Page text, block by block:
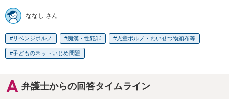
ななし さん
リベンジポルノ 痴漢・性犯罪 児童ポルノ・わいせつ物頒布等
子どものネットいじめ問題
弁護士からの回答タイムライン